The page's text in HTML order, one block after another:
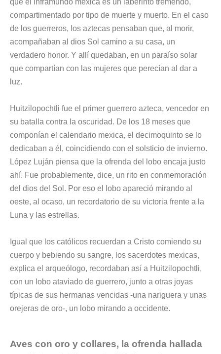
que el inframundo mexica es un laberinto tremendo,
compartimentado por tipo de muerte y muerto. En el caso
de los guerreros, los aztecas pensaban que, al morir,
acompañaban al dios Sol camino a su casa, un
verdadero honor. Y allí quedaban, en un paraíso solar
que compartían con las mujeres que perecían al dar a
luz.
Huitzilopochtli fue el primer guerrero azteca, vencedor en
su batalla contra la oscuridad. De los 18 meses que
componían el calendario mexica, el decimoquinto se lo
dedicaban a él, coincidiendo con el solsticio de invierno.
López Luján piensa que la ofrenda del lobo encaja justo
ahí. Fue probablemente, dice, un rito en conmemoración
del dios del Sol. Por eso el lobo apareció mirando al
oeste, al ocaso, un recordatorio de su victoria frente a la
Luna y las estrellas.
Igual que los católicos recuerdan a Cristo comiendo su
cuerpo y bebiendo su sangre, los sacerdotes mexicas,
explica el arqueólogo, recordaban así a Huitzilopochtli,
con un lobo ataviado de guerrero, junto a otras joyas
típicas de sus hermanas vencidas -una nariguera y unas
orejeras de oro-, un lobo mirando a occidente.
Aves con oro y collares, la ofrenda hallada